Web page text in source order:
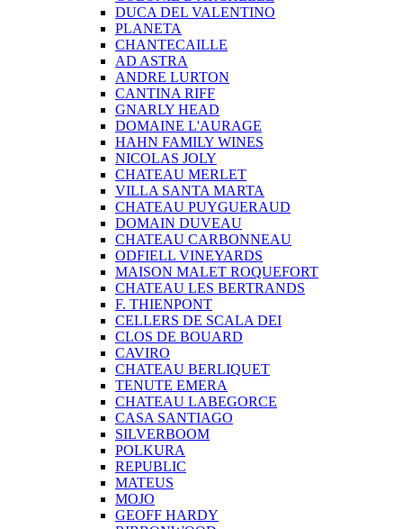
DUCA DEL VALENTINO
PLANETA
CHANTECAILLE
AD ASTRA
ANDRE LURTON
CANTINA RIFF
GNARLY HEAD
DOMAINE L'AURAGE
HAHN FAMILY WINES
NICOLAS JOLY
CHATEAU MERLET
VILLA SANTA MARTA
CHATEAU PUYGUERAUD
DOMAIN DUVEAU
CHATEAU CARBONNEAU
ODFIELL VINEYARDS
MAISON MALET ROQUEFORT
CHATEAU LES BERTRANDS
F. THIENPONT
CELLERS DE SCALA DEI
CLOS DE BOUARD
CAVIRO
CHATEAU BERLIQUET
TENUTE EMERA
CHATEAU LABEGORCE
CASA SANTIAGO
SILVERBOOM
POLKURA
REPUBLIC
MATEUS
MOJO
GEOFF HARDY